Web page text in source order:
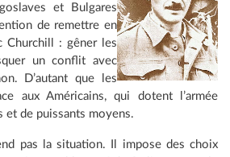
et Bulgares
de remettre en
Churchill : gêner les
un conflit avec
D’autant que les
aux Américains, qui dotent l’armée
et de puissants moyens.
pas la situation. Il impose des choix